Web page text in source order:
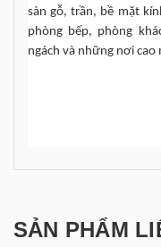
sàn gỗ, trần, bề mặt
phòng bếp, phòng
ngách và những nơi
SẢN PHẨM